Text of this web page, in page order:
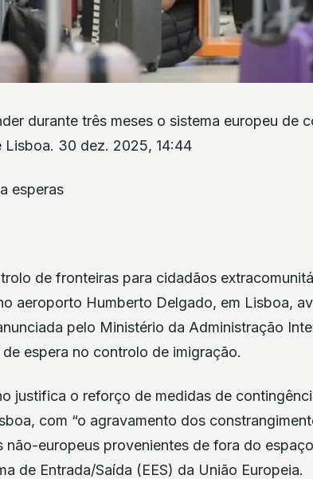
durante três meses o sistema europeu de
30 dez. 2025, 14:44
de fronteiras para cidadãos
aeroporto Humberto Delgado, em Lisboa,
pelo Ministério da Administração
espera no controlo de imigração.
justifica o reforço de medidas de
com “o agravamento dos
não-europeus provenientes de fora do
de Entrada/Saída (EES) da União Europeia.